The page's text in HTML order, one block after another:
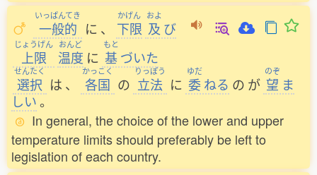
いっぱんてき
一般的 に 、
かげん
下限
およ
及 び
じょうげん
上限
おんど
温度 に
もと
基づいた
せんたく
選択 は 、
かっこく
各国 の
りっぽう
立法 に
ゆだ
委ねる の が
のぞ
望 ま
しい。
In general, the choice of the lower and upper
temperature limits should preferably be left to
legislation of each country.